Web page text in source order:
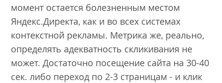
момент остается болезненным местом
Яндекс.Директа, как и во всех системах
контекстной рекламы. Метрика же, реально,
определять адекватность скликивания не
может. Достаточно посещение сайта на 30-40
сек. либо переход по 2-3 страницам - и клик